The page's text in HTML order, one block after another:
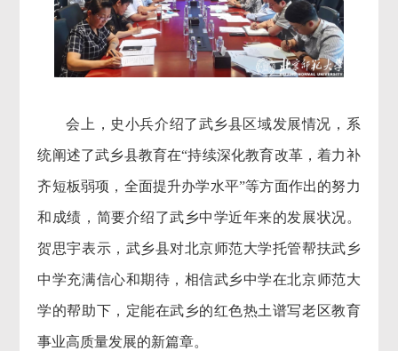
会上，史小兵介绍了武乡县区域发展情况，系
统阐述了武乡县教育在“持续深化教育改革，着力补
齐短板弱项，全面提升办学水平”等方面作出的努力
和成绩，简要介绍了武乡中学近年来的发展状况。
贺思宇表示，武乡县对北京师范大学托管帮扶武乡
中学充满信心和期待，相信武乡中学在北京师范大
学的帮助下，定能在武乡的红色热土谱写老区教育
事业高质量发展的新篇章。